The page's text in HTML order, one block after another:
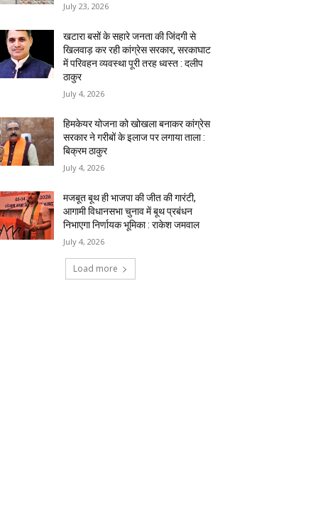
July 23, 2026
खटारा बसों के सहारे जनता की जिंदगी से
खिलवाड़ कर रही कांग्रेस सरकार, सरकाघाट
में परिवहन व्यवस्था पूरी तरह ध्वस्त : दलीप
ठाकुर
July 4, 2026
हिमकेयर योजना को खोखला बनाकर कांग्रेस
सरकार ने गरीबों के इलाज पर लगाया ताला :
बिक्रम ठाकुर
July 4, 2026
मजबूत बूथ ही भाजपा की जीत की गारंटी,
आगामी विधानसभा चुनाव में बूथ प्रबंधन
निभाएगा निर्णायक भूमिका : राकेश जमवाल
July 4, 2026
Load more